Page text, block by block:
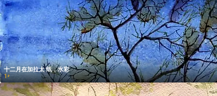
十二月在加拉太 纸，水彩
1 ₽